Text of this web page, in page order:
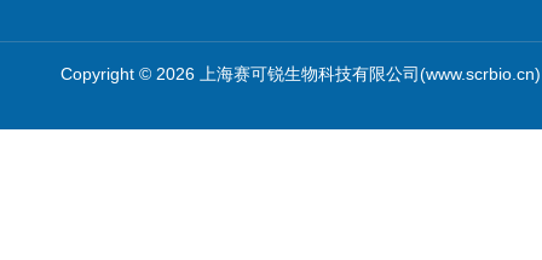
Copyright © 2026 上海赛可锐生物科技有限公司